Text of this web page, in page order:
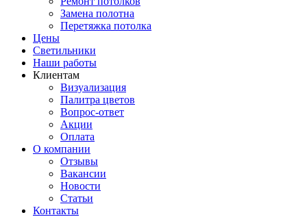
Замена полотна
Перетяжка потолка
Цены
Светильники
Наши работы
Клиентам
Визуализация
Палитра цветов
Вопрос-ответ
Акции
Оплата
О компании
Отзывы
Вакансии
Новости
Статьи
Контакты